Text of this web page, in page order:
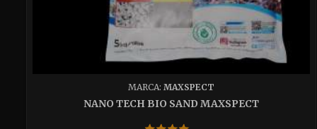
MARCA: MAXSPECT
NANO TECH BIO SAND MAXSPECT